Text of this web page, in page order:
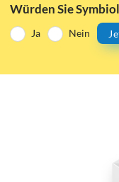
Würden Sie
Ja Nein